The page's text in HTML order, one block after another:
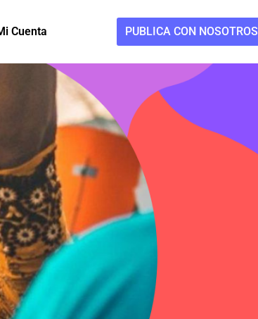
Cuenta PUBLICA CON NOSOTROS